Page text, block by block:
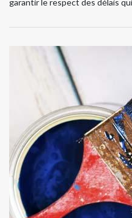
garantir le respect des délais